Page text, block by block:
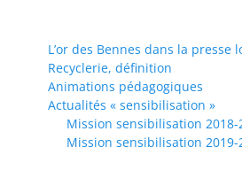
L’or des Bennes dans la presse
Recyclerie, définition
Animations pédagogiques
Actualités « sensibilisation »
Mission sensibilisation 2018-
Mission sensibilisation 2019-